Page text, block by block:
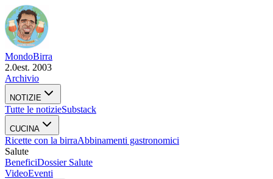
MondoBirra
2.0est. 2003
Archivio
NOTIZIE
Tutte le notizieSubstack
CUCINA
Ricette con la birraAbbinamenti gastronomici
Salute
BeneficiDossier Salute
VideoEventi